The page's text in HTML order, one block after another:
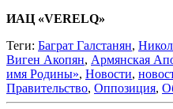
ИАЦ «VERELQ»
Теги: Баграт Галстанян,
Виген Акопян, Армянская
имя Родины», Новости,
Правительство, Оппозиция,